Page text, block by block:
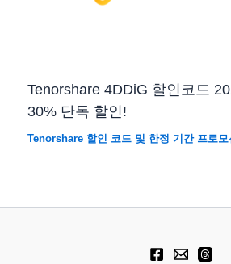
Tenorshare 4DDiG 할인코드
30% 단독 할인!
Tenorshare 할인 코드 및 한정 기간 프로모